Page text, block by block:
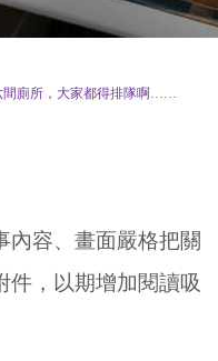
間廁所，大家都得排隊啊……
內容、畫面嚴格把關
件，以期增加閱讀吸